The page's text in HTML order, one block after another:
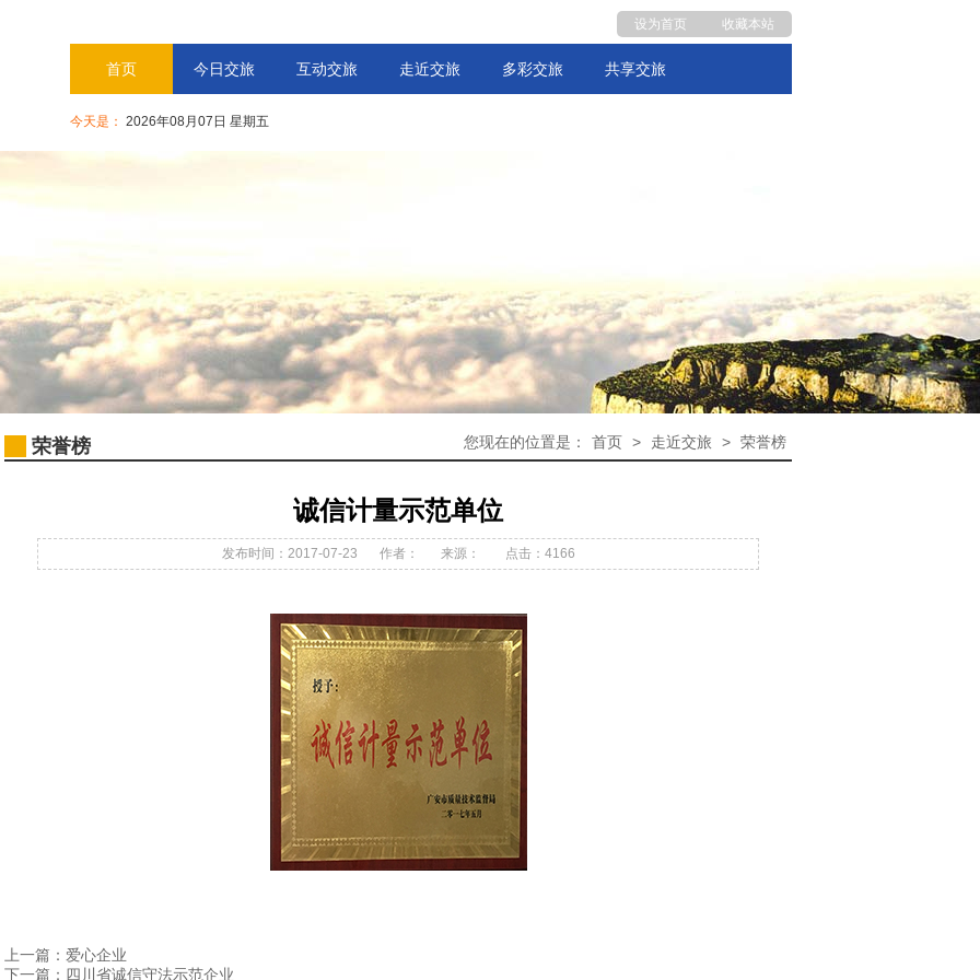
设为首页 收藏本站
今天是： 2026年08月07日 星期五
首页 今日交旅 互动交旅 走近交旅 多彩交旅 共享交旅
您现在的位置是： 首页 > 走近交旅 > 荣誉榜
荣誉榜
诚信计量示范单位
发布时间：2017-07-23 作者： 来源： 点击： 4166
上一篇： 爱心企业
下一篇： 四川省诚信守法示范企业